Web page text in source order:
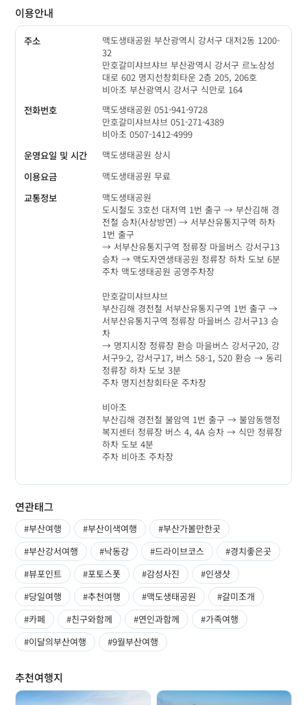
이용안내
주소
맥도생태공원 부산광역시 강서구 대저2동 1200-
32
만호갈미샤브샤브 부산광역시 강서구 르노삼성
대로 602 명지선창회타운 2층 205, 206호
비아조 부산광역시 강서구 식만로 164
전화번호
맥도생태공원 051-941-9728
만호갈미샤브샤브 051-271-4389
비아조 0507-1412-4999
운영요일 및 시간
맥도생태공원 상시
이용요금
맥도생태공원 무료
교통정보
맥도생태공원
도시철도 3호선 대저역 1번 출구 → 부산김해 경
전철 승차(사상방면) → 서부산유통지구역 하차
1번 출구
→ 서부산유통지구역 정류장 마을버스 강서구13
승차 → 맥도자연생태공원 정류장 하차 도보 6분
주차 맥도생태공원 공영주차장
만호갈미샤브샤브
부산김해 경전철 서부산유통지구역 1번 출구 →
서부산유통지구역 정류장 마을버스 강서구13 승
차
→ 명지시장 정류장 환승 마을버스 강서구20, 강
서구9-2, 강서구17, 버스 58-1, 520 환승 → 동리
정류장 하차 도보 3분
주차 명지선창회타운 주차장
비아조
부산김해 경전철 불암역 1번 출구 → 불암동행정
복지센터 정류장 버스 4, 4A 승차 → 식만 정류장
하차 도보 4분
주차 비아조 주차장
연관태그
#부산여행 #부산이색여행
#부산가볼만한곳
#부산강서여행
#낙동강 #드라이브코스
#경치좋은곳
#뷰포인트
#포토스폿 #감성사진
#인생샷
#당일여행
#추천여행 #맥도생태공원
#갈미조개
#카페
#친구와함께 #연인과함께
#가족여행
#이달의부산여행
#9월부산여행
추천여행지